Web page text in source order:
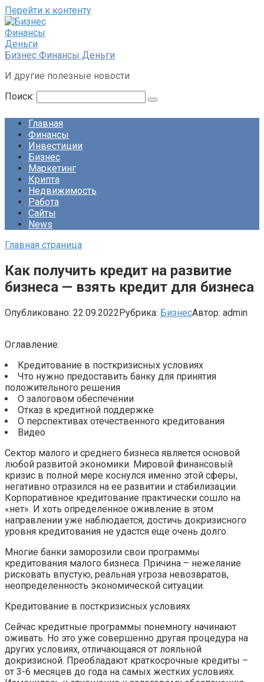
Перейти к контенту
Бизнес Финансы Деньги
И другие полезные новости
Поиск:
Главная
Финансы
Инвестиции
Бизнес
Маркетинг
Крипта
Недвижимость
Работа
Сайты
News
Главная страница
Как получить кредит на развитие
бизнеса — взять кредит для бизнеса
Опубликовано: 22.09.2022Рубрика: БизнесАвтор: admin
Оглавление:
Кредитование в посткризисных условиях
Что нужно предоставить банку для принятия
положительного решения
О залоговом обеспечении
Отказ в кредитной поддержке
О перспективах отечественного кредитования
Видео
Сектор малого и среднего бизнеса является основой
любой развитой экономики. Мировой финансовый
кризис в полной мере коснулся именно этой сферы,
негативно отразился на ее развитии и стабилизации.
Корпоративное кредитование практически сошло на
«нет». И хоть определенное оживление в этом
направлении уже наблюдается, достичь докризисного
уровня кредитования не удастся еще очень долго.
Многие банки заморозили свои программы
кредитования малого бизнеса. Причина – нежелание
рисковать впустую, реальная угроза невозвратов,
неопределенность экономической ситуации.
Кредитование в посткризисных условиях
Сейчас кредитные программы понемногу начинают
оживать. Но это уже совершенно другая процедура на
других условиях, отличающаяся от лояльной
докризисной. Преобладают краткосрочные кредиты –
от 3-6 месяцев до года на самых жестких условиях.